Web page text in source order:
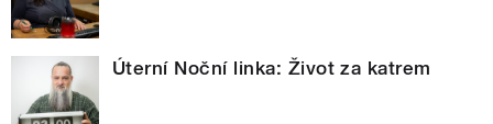
Úterní Noční linka: Život za katrem